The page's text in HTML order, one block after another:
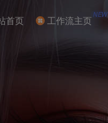
首页 工作流主页 NEW